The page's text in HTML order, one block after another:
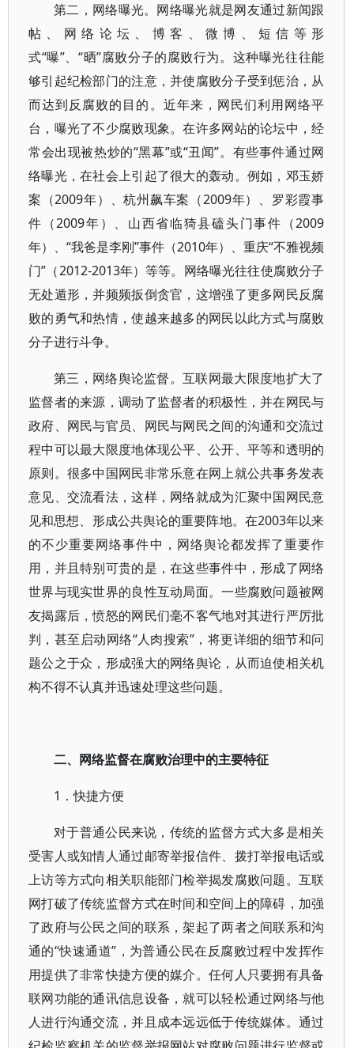
第二，网络曝光。网络曝光就是网友通过新闻跟
帖、网络论坛、博客、微博、短信等形
式“曝”、“晒”腐败分子的腐败行为。这种曝光往往能
够引起纪检部门的注意，并使腐败分子受到惩治，从
而达到反腐败的目的。近年来，网民们利用网络平
台，曝光了不少腐败现象。在许多网站的论坛中，经
常会出现被热炒的“黑幕”或“丑闻”。有些事件通过网
络曝光，在社会上引起了很大的轰动。例如，邓玉娇
案（2009年）、杭州飙车案（2009年）、罗彩霞事
件（2009年）、山西省临猗县磕头门事件（2009
年）、“我爸是李刚”事件（2010年）、重庆“不雅视频
门”（2012-2013年）等等。网络曝光往往使腐败分子
无处遁形，并频频扳倒贪官，这增强了更多网民反腐
败的勇气和热情，使越来越多的网民以此方式与腐败
分子进行斗争。
第三，网络舆论监督。互联网最大限度地扩大了
监督者的来源，调动了监督者的积极性，并在网民与
政府、网民与官员、网民与网民之间的沟通和交流过
程中可以最大限度地体现公平、公开、平等和透明的
原则。很多中国网民非常乐意在网上就公共事务发表
意见、交流看法，这样，网络就成为汇聚中国网民意
见和思想、形成公共舆论的重要阵地。在2003年以来
的不少重要网络事件中，网络舆论都发挥了重要作
用，并且特别可贵的是，在这些事件中，形成了网络
世界与现实世界的良性互动局面。一些腐败问题被网
友揭露后，愤怒的网民们毫不客气地对其进行严厉批
判，甚至启动网络“人肉搜索”，将更详细的细节和问
题公之于众，形成强大的网络舆论，从而迫使相关机
构不得不认真并迅速处理这些问题。
二、网络监督在腐败治理中的主要特征
1．快捷方便
对于普通公民来说，传统的监督方式大多是相关
受害人或知情人通过邮寄举报信件、拨打举报电话或
上访等方式向相关职能部门检举揭发腐败问题。互联
网打破了传统监督方式在时间和空间上的障碍，加强
了政府与公民之间的联系，架起了两者之间联系和沟
通的“快速通道”，为普通公民在反腐败过程中发挥作
用提供了非常快捷方便的媒介。任何人只要拥有具备
联网功能的通讯信息设备，就可以轻松通过网络与他
人进行沟通交流，并且成本远远低于传统媒体。通过